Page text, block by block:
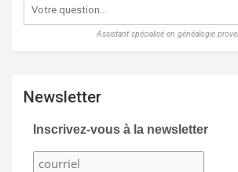
Assistant spécialisé en généalogie
Newsletter
Inscrivez-vous à la newsletter